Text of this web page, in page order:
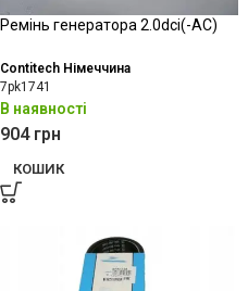
Ремінь генератора 2.0dci(-АС)
Contitech Німеччина
7pk1741
В наявності
904 грн
КОШИК